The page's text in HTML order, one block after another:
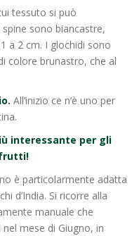
tessuto si può
spine sono biancastre,
a 2 cm. I glochidi sono
colore brunastro, che al
All’inizio ce n’è uno per
interessante per gli
è particolarmente adatta
d’India. Si ricorre alla
manuale che
mese di Giugno, in